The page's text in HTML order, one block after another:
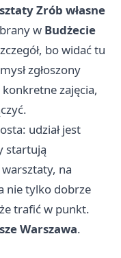
Zrób własne
w Budżecie
bo widać tu
zgłoszony
zajęcia,
udział jest
startują
na
nie tylko dobrze
trafić w punkt.
Warszawa.